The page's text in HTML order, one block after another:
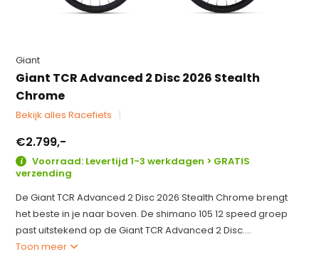
Giant
Giant TCR Advanced 2 Disc 2026 Stealth
Chrome
Bekijk alles Racefiets
€2.799,-
Voorraad: Levertijd 1-3 werkdagen > GRATIS
verzending
De Giant TCR Advanced 2 Disc 2026 Stealth Chrome brengt
het beste in je naar boven. De shimano 105 12 speed groep
past uitstekend op de Giant TCR Advanced 2 Disc....
Toon meer